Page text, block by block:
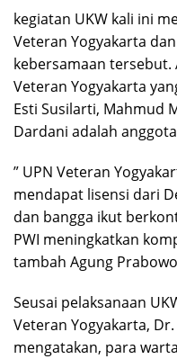
kegiatan UKW kali ini
Veteran Yogyakarta
kebersamaan tersebut.
Veteran Yogyakarta
Esti Susilarti, Mahmud
Dardani adalah anggota
” UPN Veteran
mendapat lisensi dari
dan bangga ikut
PWI meningkatkan
tambah Agung
Seusai pelaksanaan
Veteran Yogyakarta,
mengatakan, para